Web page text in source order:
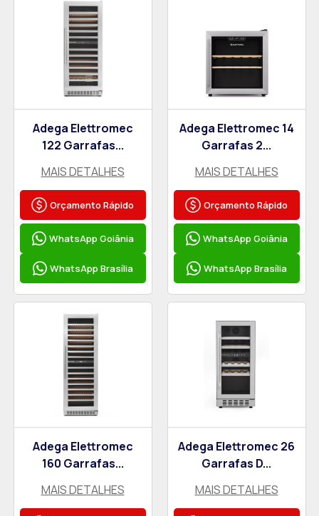
Adega Elettromec
122 Garrafas...
MAIS DETALHES
Orçamento Rápido
WhatsApp Goiânia
WhatsApp Brasília
Adega Elettromec 14
Garrafas 2...
MAIS DETALHES
Orçamento Rápido
WhatsApp Goiânia
WhatsApp Brasília
Adega Elettromec
160 Garrafas...
MAIS DETALHES
Adega Elettromec 26
Garrafas D...
MAIS DETALHES